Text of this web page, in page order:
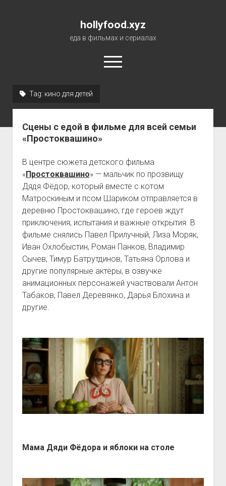
hollyfood.xyz
еда в фильмах и сериалах
open
menu
Tag: кино для детей
Сцены с едой в фильме для всей семьи
«Простоквашино»
В центре сюжета детского фильма
«Простоквашино» — мальчик по прозвищу
Дядя Фёдор, который вместе с котом
Матроскиным и псом Шариком отправляется в
деревню Простоквашино, где героев ждут
приключения, испытания и важные открытия. В
фильме снялись Павел Прилучный, Лиза Моряк,
Иван Охлобыстин, Роман Панков, Владимир
Сычев, Тимур Батрутдинов, Татьяна Орлова и
другие популярные актёры, в озвучке
анимационных персонажей участвовали Антон
Табаков, Павел Деревянко, Дарья Блохина и
другие.
Мама Дяди Фёдора и яблоки на столе